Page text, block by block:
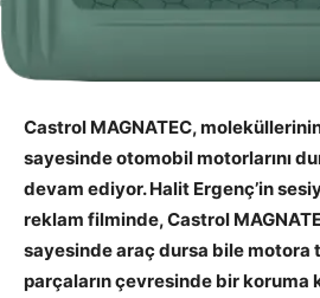
Castrol MAGNATEC,
sayesinde otomobil motorlarını
devam ediyor. Halit Ergenç’in
reklam filminde, Castrol
sayesinde araç dursa bile motora
parçaların çevresinde bir koruma